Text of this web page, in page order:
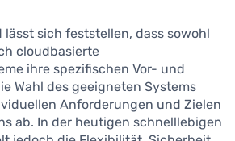
lässt sich feststellen, dass sowohl
cloudbasierte
ihre spezifischen Vor- und
Wahl des geeigneten Systems
Anforderungen und Zielen
ab. In der heutigen schnelllebigen